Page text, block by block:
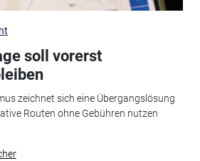
soll vorerst
zeichnet sich eine Übergangslösung
Routen ohne Gebühren nutzen